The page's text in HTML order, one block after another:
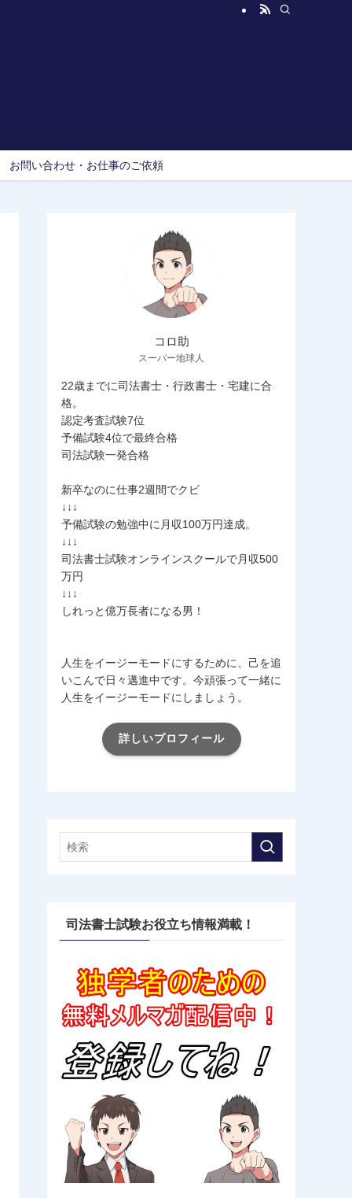
お問い合わせ・お仕事のご依頼
コロ助
スーパー地球人
22歳までに司法書士・行政書士・宅建に合
格。
認定考査試験7位
予備試験4位で最終合格
司法試験一発合格
新卒なのに仕事2週間でクビ
↓↓↓
予備試験の勉強中に月収100万円達成。
↓↓↓
司法書士試験オンラインスクールで月収500
万円
↓↓↓
しれっと億万長者になる男！
人生をイージーモードにするために、己を追
いこんで日々邁進中です。今頑張って一緒に
人生をイージーモードにしましょう。
詳しいプロフィール
司法書士試験お役立ち情報満載！